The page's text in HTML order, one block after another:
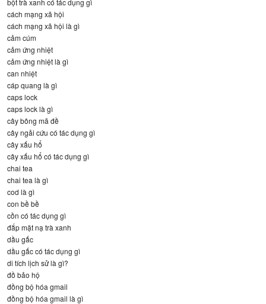
bột trà xanh có tác dụng gì
cách mạng xã hội
cách mạng xã hội là gì
cảm cúm
cảm ứng nhiệt
cảm ứng nhiệt là gì
can nhiệt
cáp quang là gì
caps lock
caps lock là gì
cây bông mã đề
cây ngải cứu có tác dụng gì
cây xấu hổ
cây xấu hổ có tác dụng gì
chai tea
chai tea là gì
cod là gì
con bề bề
cồn có tác dụng gì
đắp mặt nạ trà xanh
dầu gấc
dầu gấc có tác dụng gì
di tích lịch sử là gì?
đồ bảo hộ
đồng bộ hóa gmail
đồng bộ hóa gmail là gì